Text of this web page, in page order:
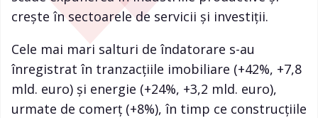
crește în sectoarele de servicii și investiții.
Cele mai mari salturi de îndatorare s-au
înregistrat în tranzacțiile imobiliare (+42%, +7,8
mld. euro) și energie (+24%, +3,2 mld. euro),
urmate de comerț (+8%), în timp ce construcțiile